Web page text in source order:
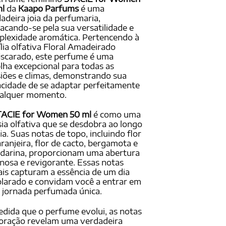
em
da Kaapo Parfumsé uma
joia da perfumaria,
se pela sua versatilidade e
aromática. Pertencendo à
olfativa Floral Amadeirado
este perfume é uma
excepcional para todas as
e climas, demonstrando sua
de se adaptar perfeitamente
momento.
for Women 50 ml é como uma
olfativa que se desdobra ao longo
Suas notas de topo, incluindo flor
flor de cacto, bergamota e
proporcionam uma abertura
e revigorante. Essas notas
capturam a essência de um dia
e convidam você a entrar em
jornada perfumada única.
que o perfume evolui, as notas
revelam uma verdadeira